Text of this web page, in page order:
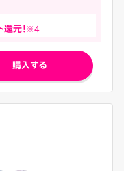
還元！※4
購入する